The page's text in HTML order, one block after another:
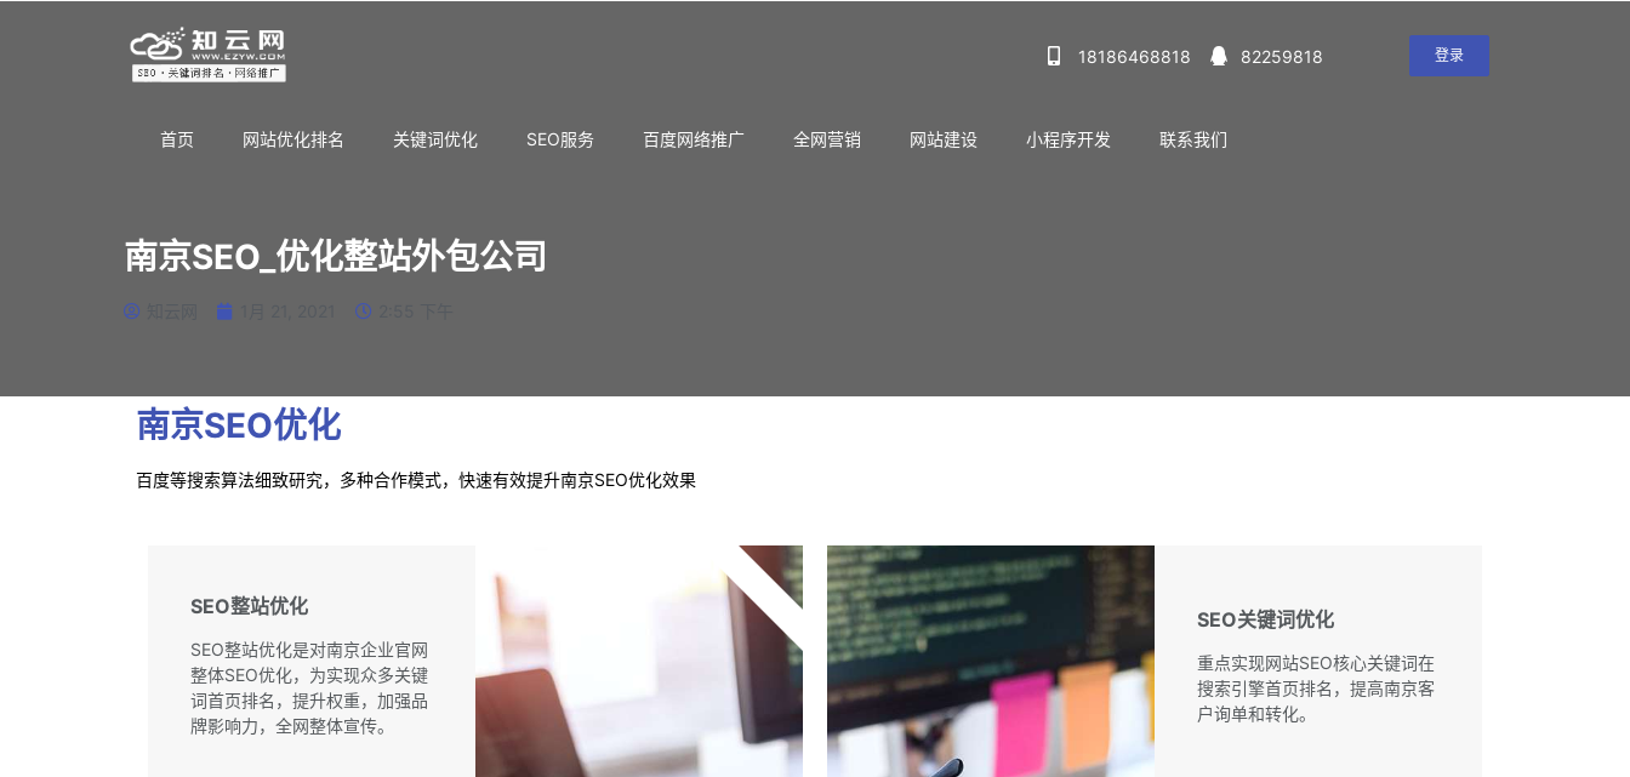
18186468818 82259818 登录
首页 网站优化排名 关键词优化 SEO服务 百度网络推广 全网营销 网站建设 小程序开发 联系我们
南京SEO_优化整站外包公司
南京SEO优化
百度等搜索算法细致研究，多种合作模式，快速有效提升南京SEO优化效果
SEO整站优化
SEO整站优化是对南京企业官网
整体SEO优化，为实现众多关键
词首页排名，提升权重，加强品
牌影响力，全网整体宣传。
推荐
SEO关键词优化
重点实现网站SEO核心关键词在
搜索引擎首页排名，提高南京客
户询单和转化。